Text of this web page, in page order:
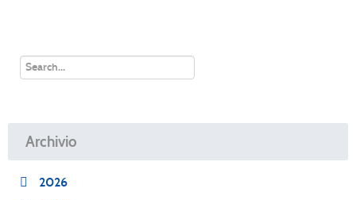
Archivio
2026